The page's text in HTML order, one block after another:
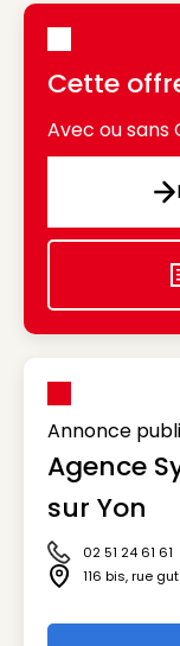
Cette
Avec ou sans
Annonce
Agence
sur Yon
Icône02 51 24 61 61
Icône adresse
116 bis, rue